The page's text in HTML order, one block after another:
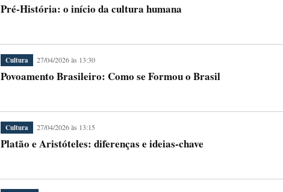
Pré-História: o início da cultura humana
Cultura 27/04/2026 às 13:30
Povoamento Brasileiro: Como se Formou o Brasil
Cultura 27/04/2026 às 13:15
Platão e Aristóteles: diferenças e ideias-chave